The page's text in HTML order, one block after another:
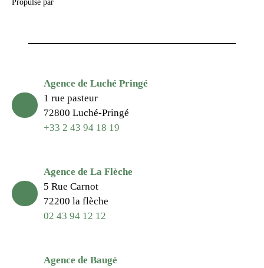
Agence de Luché Pringé
1 rue pasteur
72800 Luché-Pringé
+33 2 43 94 18 19
Agence de La Flèche
5 Rue Carnot
72200 la flèche
02 43 94 12 12
Agence de Baugé